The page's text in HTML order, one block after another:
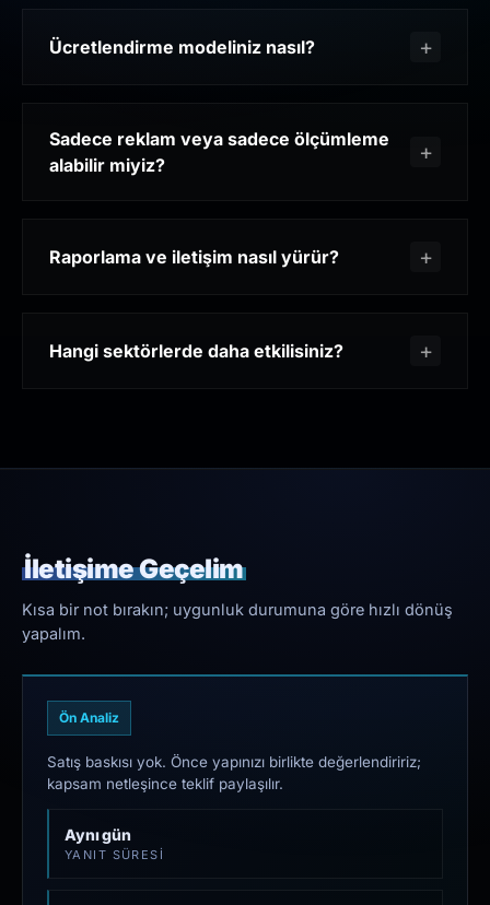
Ücretlendirme modeliniz nasıl?
Sadece reklam veya sadece ölçümleme
alabilir miyiz?
Raporlama ve iletişim nasıl yürür?
Hangi sektörlerde daha etkilisiniz?
İletişime Geçelim
Kısa bir not bırakın; uygunluk durumuna göre hızlı dönüş
yapalım.
Ön Analiz
Satış baskısı yok. Önce yapınızı birlikte değerlendiririz;
kapsam netleşince teklif paylaşılır.
Aynı gün
YANIT SÜRESI